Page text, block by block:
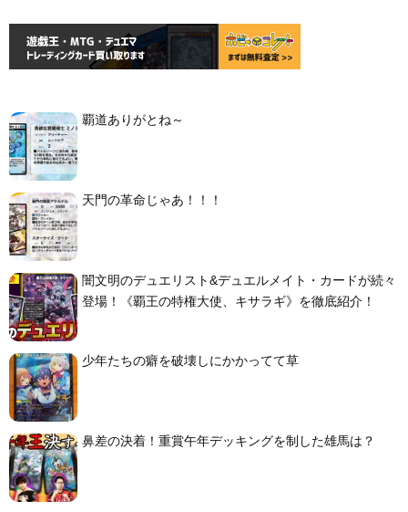
覇道ありがとね～
天門の革命じゃあ！！！
闇文明のデュエリスト&デュエルメイト・カードが続々
登場！《覇王の特権大使、キサラギ》を徹底紹介！
少年たちの癖を破壊しにかかってて草
鼻差の決着！重賞午年デッキングを制した雄馬は？